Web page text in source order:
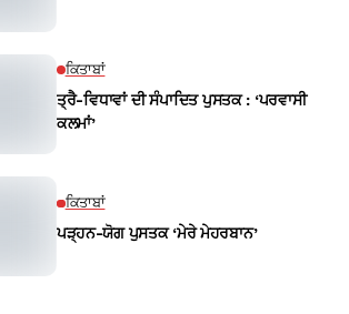
ਕਿਤਾਬਾਂ
ਤ੍ਰੈ-ਵਿਧਾਵਾਂ ਦੀ ਸੰਪਾਦਿਤ ਪੁਸਤਕ : ‘ਪਰਵਾਸੀ
ਕਲਮਾਂ’
ਕਿਤਾਬਾਂ
ਪੜ੍ਹਨ-ਯੋਗ ਪੁਸਤਕ ‘ਮੇਰੇ ਮੇਹਰਬਾਨ’